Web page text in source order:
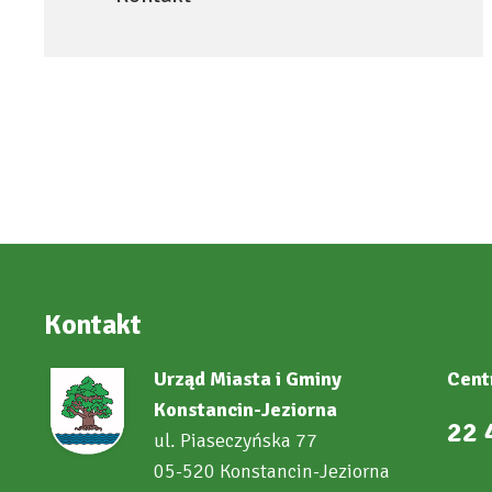
Kontakt
Urząd Miasta i Gminy
Konstancin-Jeziorna
ul. Piaseczyńska 77
05-520 Konstancin-Jeziorna
22